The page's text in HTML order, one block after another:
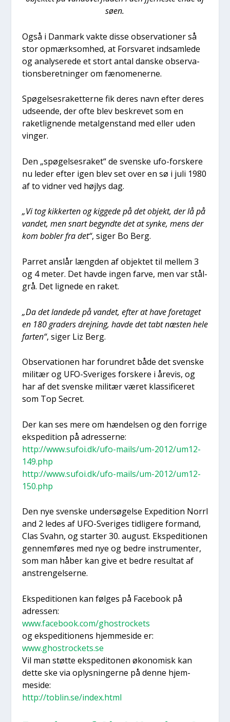
søen.
Også i Dan­mark vak­te dis­se obser­va­tio­ner så
stor opmærk­som­hed, at For­sva­ret ind­sam­le­de
og ana­ly­se­re­de et stort antal dan­ske obser­va­
tions­be­ret­nin­ger om fæno­me­ner­ne.
Spø­gel­ses­ra­ket­ter­ne fik deres navn efter deres
udse­en­de, der ofte blev beskre­vet som en
raket­lig­nen­de metal­gen­stand med eller uden
vin­ger.
Den „spø­gel­ses­ra­ket“ de sven­ske ufo-for­ske­re
nu leder efter igen blev set over en sø i juli 1980
af to vid­ner ved højlys dag.
„Vi tog kik­ker­ten og kig­ge­de på det objekt, der lå på
van­det, men snart begynd­te det at syn­ke, mens der
kom bob­ler fra det“, siger Bo Berg.
Par­ret anslår læng­den af objek­tet til mel­lem 3
og 4 meter. Det hav­de ingen far­ve, men var stå­l­
grå. Det lig­ne­de en raket.
„Da det lan­de­de på van­det, efter at have fore­ta­get
en 180 gra­ders drej­ning, hav­de det tabt næsten hele
far­ten“, siger Liz Berg.
Obser­va­tio­nen har forun­dret både det sven­ske
mili­tær og UFO-Sve­ri­ges for­ske­re i åre­vis, og
har af det sven­ske mili­tær været klas­si­fi­ce­ret
som Top Secret.
Der kan ses mere om hæn­del­sen og den for­ri­ge
eks­pe­di­tion på adres­ser­ne:
http://www.sufoi.dk/ufo-mails/um-2012/um12-
149.php
http://www.sufoi.dk/ufo-mails/um-2012/um12-
150.php
Den nye sven­ske under­sø­gel­se Expe­di­tion Nor­r­l
and 2 ledes af UFO-Sve­ri­ges tid­li­ge­re for­mand,
Clas Sva­hn, og star­ter 30. august. Eks­pe­di­tio­nen
gen­nem­fø­res med nye og bed­re instru­men­ter,
som man håber kan give et bed­re resul­tat af
anstren­gel­ser­ne.
Eks­pe­di­tio­nen kan føl­ges på Face­book på
adres­sen:
www.facebook.com/ghostrockets
og eks­pe­di­tio­nens hjem­mesi­de er:
www.ghostrockets.se
Vil man støt­te eks­pe­di­to­nen øko­no­misk kan
det­te ske via oplys­nin­ger­ne på den­ne hjem­
mesi­de:
http://toblin.se/index.html